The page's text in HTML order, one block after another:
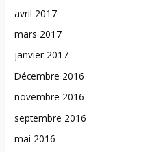
avril 2017
mars 2017
janvier 2017
Décembre 2016
novembre 2016
septembre 2016
mai 2016